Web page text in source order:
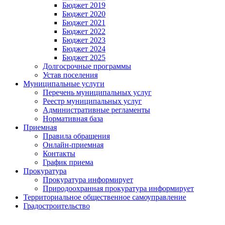
Бюджет 2019
Бюджет 2020
Бюджет 2021
Бюджет 2022
Бюджет 2023
Бюджет 2024
Бюджет 2025
Долгосрочные программы
Устав поселения
Муниципальные услуги
Перечень муниципальных услуг
Реестр муниципальных услуг
Административные регламенты
Нормативная база
Приемная
Правила обращения
Онлайн-приемная
Контакты
График приема
Прокуратура
Прокуратура информирует
Природоохранная прокуратура информирует
Территориальное общественное самоуправление
Градостроительство